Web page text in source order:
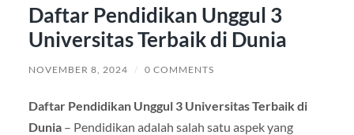
Daftar Pendidikan Unggul 3
Universitas Terbaik di Dunia
NOVEMBER 8, 2024 / 0 COMMENTS
Daftar Pendidikan Unggul 3 Universitas Terbaik di
Dunia– Pendidikan adalah salah satu aspek yang